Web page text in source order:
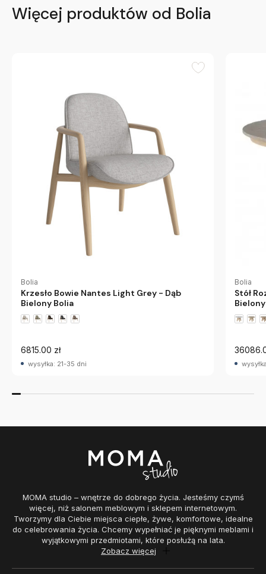
Więcej produktów od Bolia
Bolia
Krzesło Bowie Nantes Light Grey - Dąb
Bielony Bolia
6815.00 zł
wysyłka: 21-35 dni
Bolia
Stół
MOMA studio – wnętrze do dobrego życia. Jesteśmy czymś
więcej, niż salonem meblowym i sklepem internetowym.
Tworzymy dla Ciebie miejsca ciepłe, żywe, komfortowe, idealne
do celebrowania życia. Chcemy wypełniać je pięknymi meblami i
wyjątkowymi przedmiotami, które posłużą na lata.
Zobacz więcej